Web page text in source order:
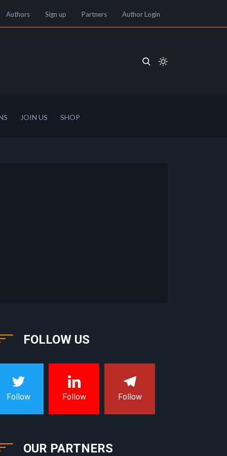
Authors Sign up Partners Author Login
JOIN US SHOP
FOLLOW US
Follow Follow Follow
OUR PARTNERS